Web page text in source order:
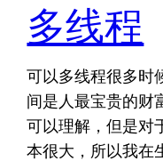
多线程
可以多线程很多时
间是人最宝贵的财
可以理解，但是
本很大，所以我在